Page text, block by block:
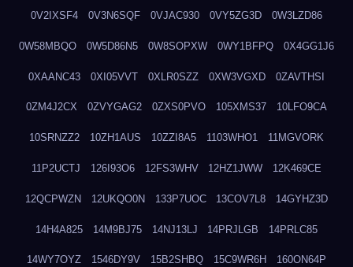
0V2IXSF4 0V3N6SQF 0VJAC930 0VY5ZG3D 0W3LZD86
0W58MBQO 0W5D86N5 0W8SOPXW 0WY1BFPQ 0X4GG1J6
0XAANC43 0XI05VVT 0XLR0SZZ 0XW3VGXD 0ZAVTHSI
0ZM4J2CX 0ZVYGAG2 0ZXS0PVO 105XMS37 10LFO9CA
10SRNZZ2 10ZH1AUS 10ZZI8A5 1103WHO1 11MGVORK
11P2UCTJ 126I93O6 12FS3WHV 12HZ1JWW 12K469CE
12QCPWZN 12UKQO0N 133P7UOC 13COV7L8 14GYHZ3D
14H4A825 14M9BJ75 14NJ13LJ 14PRJLGB 14PRLC85
14WY7OYZ 1546DY9V 15B2SHBQ 15C9WR6H 160ON64P